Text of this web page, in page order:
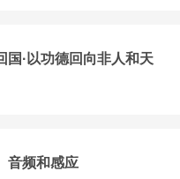
国·以功德回向非人和天
音频和感应